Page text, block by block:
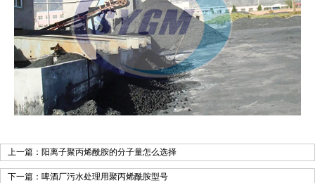
上一篇： 阳离子聚丙烯酰胺的分子量怎么选择
下一篇： 啤酒厂污水处理用聚丙烯酰胺型号